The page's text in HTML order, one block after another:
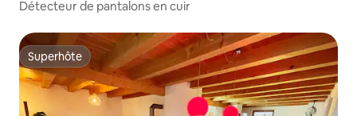
Détecteur de pantalons en cuir
Superhôte
Superhôte